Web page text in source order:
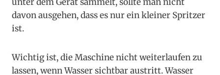
davon ausgehen, dass es nur ein kleiner Spritzer
ist.
Wichtig ist, die Maschine nicht weiterlaufen zu
lassen, wenn Wasser sichtbar austritt. Wasser